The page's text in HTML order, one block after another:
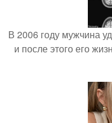
В 2006 году мужчина
и после этого его